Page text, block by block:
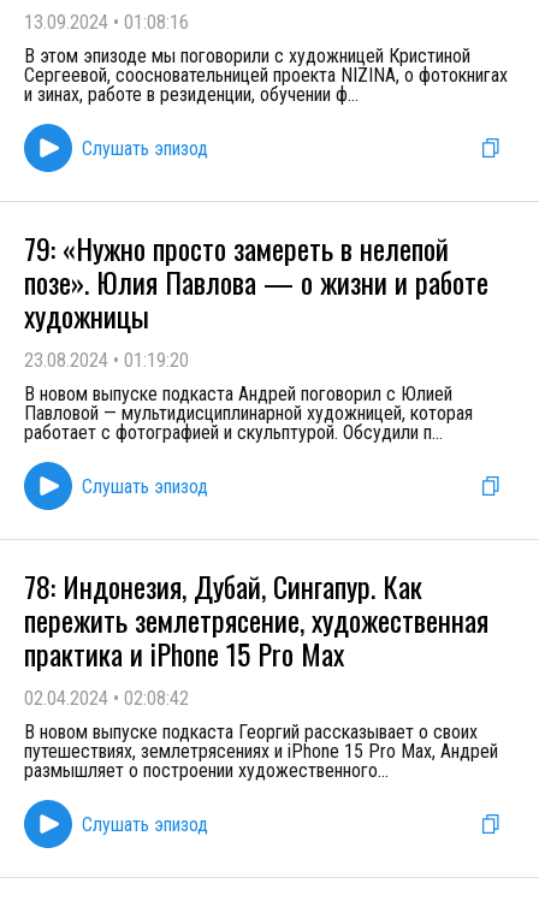
13.09.2024 • 01:08:16
В этом эпизоде мы поговорили с художницей Кристиной
Сергеевой, соосновательницей проекта NIZINA, о фотокнигах
и зинах, работе в резиденции, обучении ф...
Слушать эпизод
79: «Нужно просто замереть в нелепой
позе». Юлия Павлова — о жизни и работе
художницы
23.08.2024 • 01:19:20
В новом выпуске подкаста Андрей поговорил с Юлией
Павловой — мультидисциплинарной художницей, которая
работает с фотографией и скульптурой. Обсудили п...
Слушать эпизод
78: Индонезия, Дубай, Сингапур. Как
пережить землетрясение, художественная
практика и iPhone 15 Pro Max
02.04.2024 • 02:08:42
В новом выпуске подкаста Георгий рассказывает о своих
путешествиях, землетрясениях и iPhone 15 Pro Max, Андрей
размышляет о построении художественного...
Слушать эпизод